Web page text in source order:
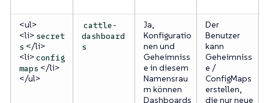
<ul>
<li> secret
s </li>
<li> config
maps </li>
</ul>
cattle-
dashboard
s
Ja,
Konfiguratio
nen und
Geheimniss
e in diesem
Namensrau
m können
Dashboards
Der
Benutzer
kann
Geheimniss
e /
ConfigMaps
erstellen,
die nur neue